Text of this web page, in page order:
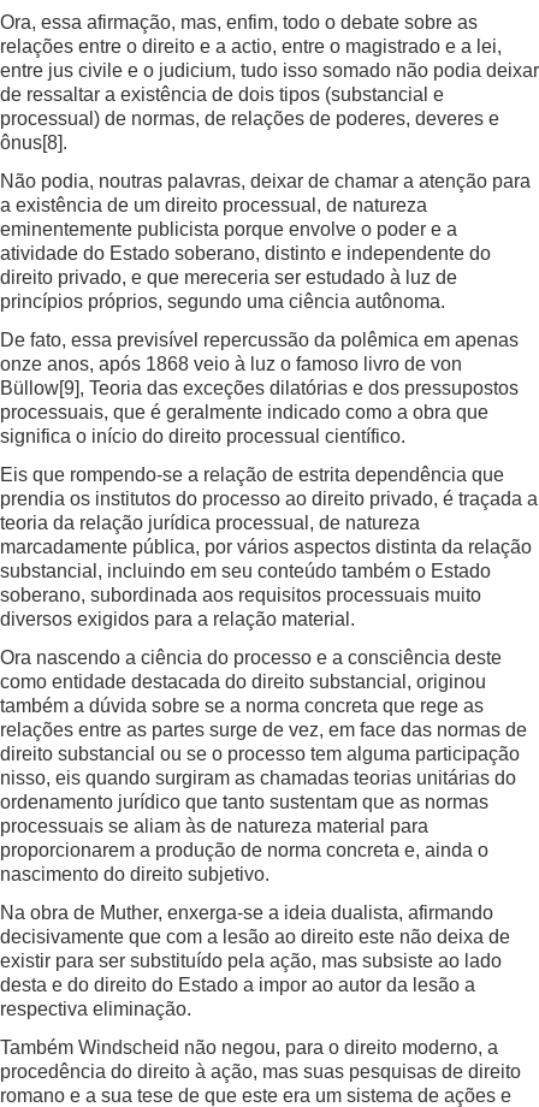
Ora, essa afirmação, mas, enfim, todo o debate sobre as
relações entre o direito e a actio, entre o magistrado e a lei,
entre jus civile e o judicium, tudo isso somado não podia deixar
de ressaltar a existência de dois tipos (substancial e
processual) de normas, de relações de poderes, deveres e
ônus[8].
Não podia, noutras palavras, deixar de chamar a atenção para
a existência de um direito processual, de natureza
eminentemente publicista porque envolve o poder e a
atividade do Estado soberano, distinto e independente do
direito privado, e que mereceria ser estudado à luz de
princípios próprios, segundo uma ciência autônoma.
De fato, essa previsível repercussão da polêmica em apenas
onze anos, após 1868 veio à luz o famoso livro de von
Büllow[9], Teoria das exceções dilatórias e dos pressupostos
processuais, que é geralmente indicado como a obra que
significa o início do direito processual científico.
Eis que rompendo-se a relação de estrita dependência que
prendia os institutos do processo ao direito privado, é traçada a
teoria da relação jurídica processual, de natureza
marcadamente pública, por vários aspectos distinta da relação
substancial, incluindo em seu conteúdo também o Estado
soberano, subordinada aos requisitos processuais muito
diversos exigidos para a relação material.
Ora nascendo a ciência do processo e a consciência deste
como entidade destacada do direito substancial, originou
também a dúvida sobre se a norma concreta que rege as
relações entre as partes surge de vez, em face das normas de
direito substancial ou se o processo tem alguma participação
nisso, eis quando surgiram as chamadas teorias unitárias do
ordenamento jurídico que tanto sustentam que as normas
processuais se aliam às de natureza material para
proporcionarem a produção de norma concreta e, ainda o
nascimento do direito subjetivo.
Na obra de Muther, enxerga-se a ideia dualista, afirmando
decisivamente que com a lesão ao direito este não deixa de
existir para ser substituído pela ação, mas subsiste ao lado
desta e do direito do Estado a impor ao autor da lesão a
respectiva eliminação.
Também Windscheid não negou, para o direito moderno, a
procedência do direito à ação, mas suas pesquisas de direito
romano e a sua tese de que este era um sistema de ações e